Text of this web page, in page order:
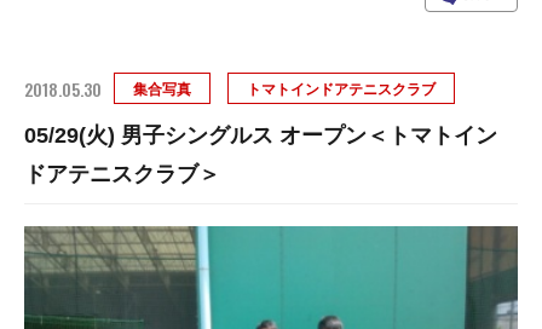
2018.05.30 集合写真 トマトインドアテニスクラブ
05/29(火) 男子シングルス オープン＜トマトイン
ドアテニスクラブ＞